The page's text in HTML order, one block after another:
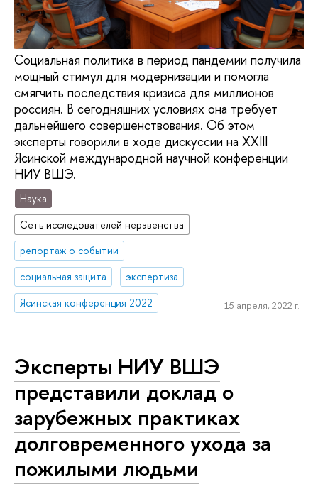
Социальная политика в период пандемии получила
мощный стимул для модернизации и помогла
смягчить последствия кризиса для миллионов
россиян. В сегодняшних условиях она требует
дальнейшего совершенствования. Об этом
эксперты говорили в ходе дискуссии на XXIII
Ясинской международной научной конференции
НИУ ВШЭ.
Наука
Сеть исследователей неравенства
репортаж о событии
социальная защита
экспертиза
Ясинская конференция 2022
15 апреля, 2022 г.
Эксперты НИУ ВШЭ
представили доклад о
зарубежных практиках
долговременного ухода за
пожилыми людьми